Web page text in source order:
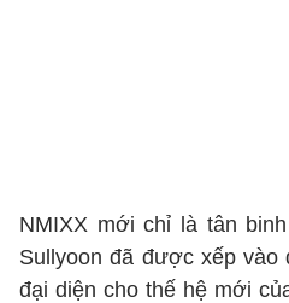
NMIXX mới chỉ là tân
Sullyoon đã được xếp vào
đại diện cho thế hệ mới